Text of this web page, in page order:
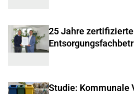
25 Jahre
Studie: Kommunale